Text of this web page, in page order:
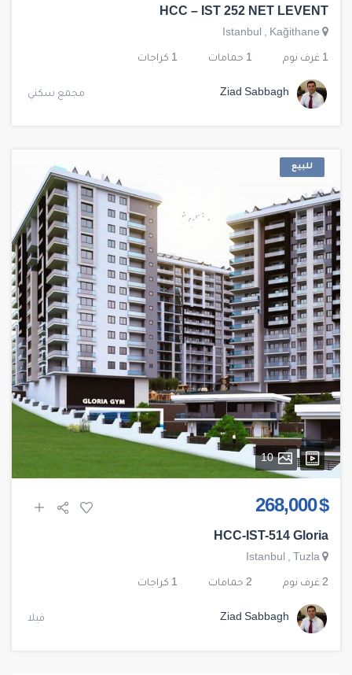
HCC – IST 252 NET LEVENT
Istanbul , Kağithane
1 غرف نوم 1 حمامات 1 كراجات
Ziad Sabbagh مجمع سكني
للبيع
10
$ 268,000
HCC-IST-514 Gloria
Istanbul , Tuzla
2 غرف نوم 2 حمامات 1 كراجات
Ziad Sabbagh فيلا